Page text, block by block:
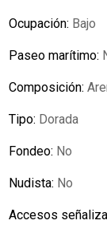
Ocupación: Bajo
Paseo marítimo:
Composición:
Tipo: Dorada
Fondeo: No
Nudista: No
Accesos